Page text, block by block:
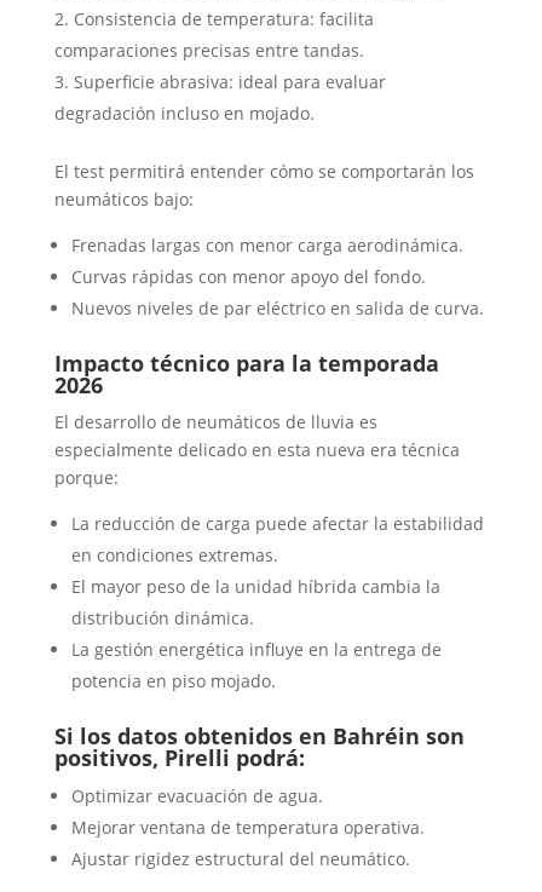
Consistencia de temperatura: facilita
comparaciones precisas entre tandas.
Superficie abrasiva: ideal para evaluar
degradación incluso en mojado.
El test permitirá entender cómo se comportarán los
neumáticos bajo:
Frenadas largas con menor carga aerodinámica.
Curvas rápidas con menor apoyo del fondo.
Nuevos niveles de par eléctrico en salida de curva.
Impacto técnico para la temporada
2026
El desarrollo de neumáticos de lluvia es
especialmente delicado en esta nueva era técnica
porque:
La reducción de carga puede afectar la estabilidad
en condiciones extremas.
El mayor peso de la unidad híbrida cambia la
distribución dinámica.
La gestión energética influye en la entrega de
potencia en piso mojado.
Si los datos obtenidos en Bahréin son
positivos, Pirelli podrá:
Optimizar evacuación de agua.
Mejorar ventana de temperatura operativa.
Ajustar rigidez estructural del neumático.